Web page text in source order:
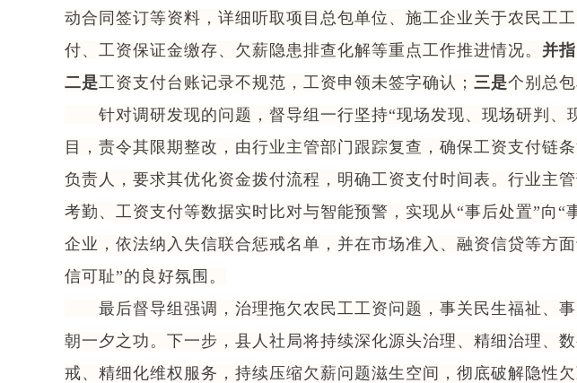
动合同签订等资料，详细听取项目总包单位、施工企业关于农民工
付、工资保证金缴存、欠薪隐患排查化解等重点工作推进情况。 并指
二是工资支付台账记录不规范，工资申领未签字确认； 三是个别总
针对调研发现的问题，督导组一行坚持“现场发现、现场研判、
目，责令其限期整改，由行业主管部门跟踪复查，确保工资支付链条
负责人，要求其优化资金拨付流程，明确工资支付时间表。行业主
考勤、工资支付等数据实时比对与智能预警，实现从“事后处置”向“
企业，依法纳入失信联合惩戒名单，并在市场准入、融资信贷等方
信可耻”的良好氛围。
最后督导组强调，治理拖欠农民工工资问题，事关民生福祉、事
朝一夕之功。下一步，县人社局将持续深化源头治理、精细治理、
戒、精细化维权服务，持续压缩欠薪问题滋生空间，彻底破解隐性